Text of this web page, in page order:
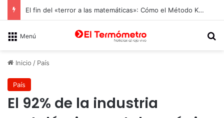
El fin del «terror a las matemáticas»: Cómo el Método Kumon conquista a Chile desde la autonomía y la neurociencia
Menú
Inicio / País
País
El 92% de la industria